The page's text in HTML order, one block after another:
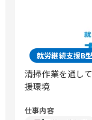
就労継続支援B型
清掃作業を通し
援環境
仕事内容